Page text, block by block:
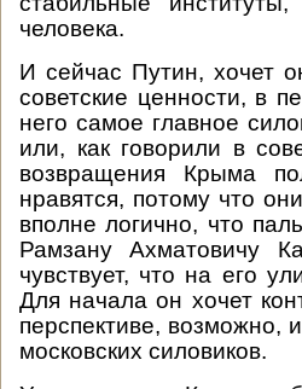
человека.
И сейчас Путин, хочет
советские ценности, в
него самое главное
или, как говорили в
возвращения Крыма
нравятся, потому что
вполне логично, что
Рамзану Ахматовичу
чувствует, что на его
Для начала он хочет
перспективе, возможно,
московских силовиков.